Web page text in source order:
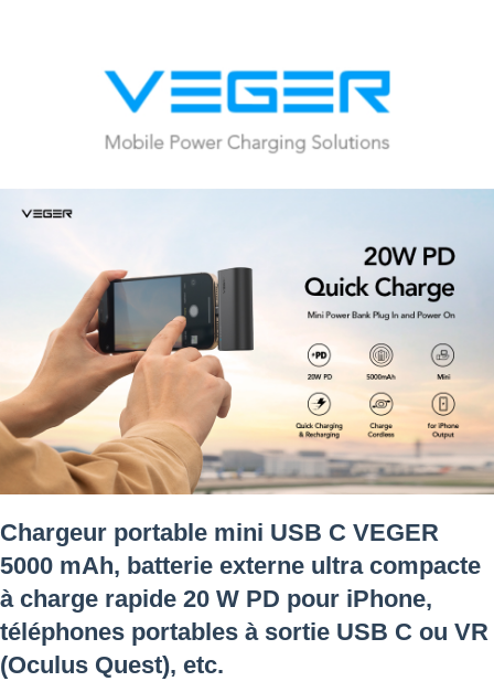
Chargeur portable mini USB C VEGER
5000 mAh, batterie externe ultra compacte
à charge rapide 20 W PD pour iPhone,
téléphones portables à sortie USB C ou VR
(Oculus Quest), etc.